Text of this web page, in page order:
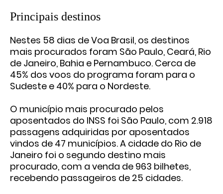
Principais destinos
Nestes 58 dias de Voa Brasil, os destinos
mais procurados foram São Paulo, Ceará, Rio
de Janeiro, Bahia e Pernambuco. Cerca de
45% dos voos do programa foram para o
Sudeste e 40% para o Nordeste.
O município mais procurado pelos
aposentados do INSS foi São Paulo, com 2.918
passagens adquiridas por aposentados
vindos de 47 municípios. A cidade do Rio de
Janeiro foi o segundo destino mais
procurado, com a venda de 963 bilhetes,
recebendo passageiros de 25 cidades.